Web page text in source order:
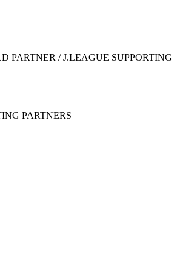
PARTNER / J.LEAGUE SUPPORTING
PARTNERS